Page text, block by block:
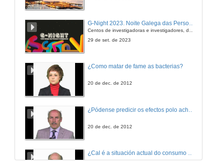
22 de mar. de 2011
Centos de investigadoras e investigadores, decenas de actividades e sete cidades
29 de set. de 2023
¿Como matar de fame as bacterias?
20 de dec. de 2012
20 de dec. de 2012
¿Cal é a situación actual do consumo cinematográfico?